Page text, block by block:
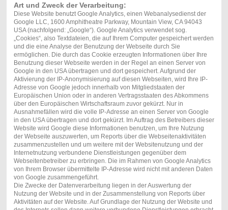
Art und Zweck der Verarbeitung:
Diese Website benutzt Google Analytics, einen Webanalysedienst der
Google LLC, 1600 Amphitheatre Parkway, Mountain View, CA 94043
USA (nachfolgend: „Google“). Google Analytics verwendet sog.
„Cookies“, also Textdateien, die auf Ihrem Computer gespeichert werden
und die eine Analyse der Benutzung der Webseite durch Sie
ermöglichen. Die durch das Cookie erzeugten Informationen über Ihre
Benutzung dieser Webseite werden in der Regel an einen Server von
Google in den USA übertragen und dort gespeichert. Aufgrund der
Aktivierung der IP-Anonymisierung auf diesen Webseiten, wird Ihre IP-
Adresse von Google jedoch innerhalb von Mitgliedstaaten der
Europäischen Union oder in anderen Vertragsstaaten des Abkommens
über den Europäischen Wirtschaftsraum zuvor gekürzt. Nur in
Ausnahmefällen wird die volle IP-Adresse an einen Server von Google
in den USA übertragen und dort gekürzt. Im Auftrag des Betreibers dieser
Website wird Google diese Informationen benutzen, um Ihre Nutzung
der Webseite auszuwerten, um Reports über die Webseitenaktivitäten
zusammenzustellen und um weitere mit der Websitenutzung und der
Internetnutzung verbundene Dienstleistungen gegenüber dem
Webseitenbetreiber zu erbringen. Die im Rahmen von Google Analytics
von Ihrem Browser übermittelte IP-Adresse wird nicht mit anderen Daten
von Google zusammengeführt.
Die Zwecke der Datenverarbeitung liegen in der Auswertung der
Nutzung der Website und in der Zusammenstellung von Reports über
Aktivitäten auf der Website. Auf Grundlage der Nutzung der Website und